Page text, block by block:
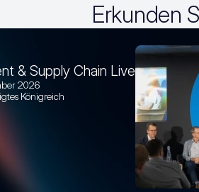
Erkunden
& Supply Chain Live
2026
Königreich